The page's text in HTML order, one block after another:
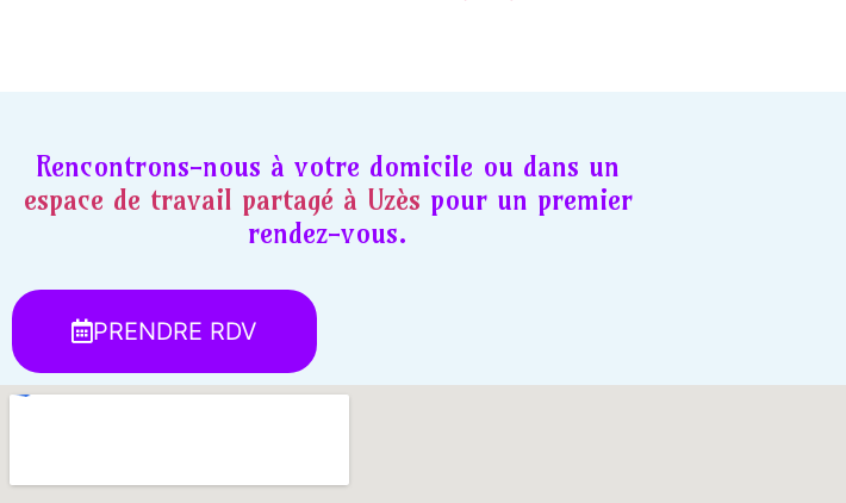
Rencontrons-nous à votre domicile ou dans un
espace de travail partagé à Uzès pour un premier
rendez-vous.
PRENDRE RDV